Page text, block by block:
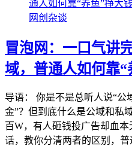
网创杂谈
冒泡网：一口气讲
域，普通人如何靠“
导语： 你是不是总听人说“公
金”？但到底什么是公域和私
百W，有人砸钱投广告却血
话，教你分清两者的区别，